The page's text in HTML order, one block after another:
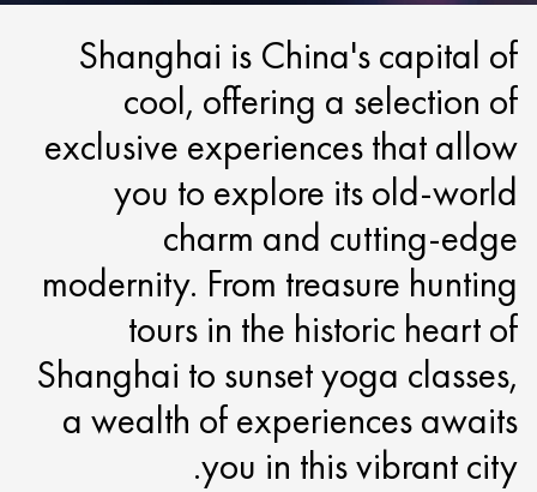
Shanghai is China's capital of
cool, offering a selection of
exclusive experiences that allow
you to explore its old-world
charm and cutting-edge
modernity. From treasure hunting
tours in the historic heart of
Shanghai to sunset yoga classes,
a wealth of experiences awaits
you in this vibrant city.